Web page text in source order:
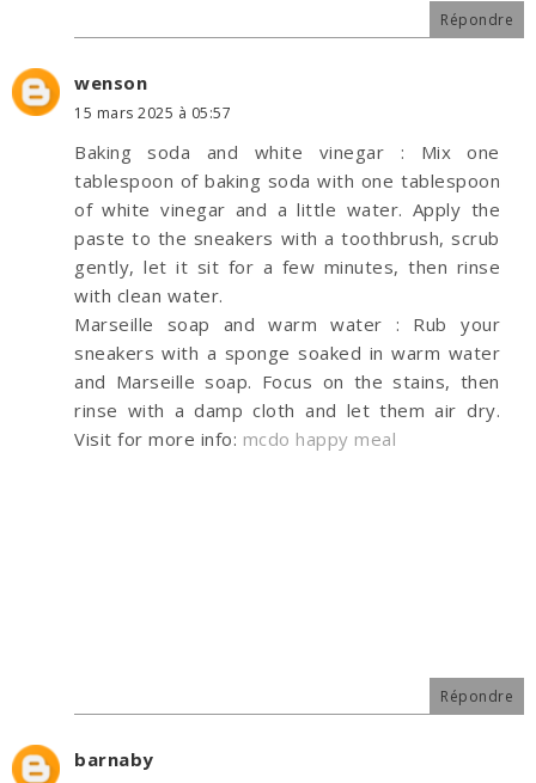
Répondre
wenson
15 mars 2025 à 05:57
Baking soda and white vinegar : Mix one
tablespoon of baking soda with one tablespoon
of white vinegar and a little water. Apply the
paste to the sneakers with a toothbrush, scrub
gently, let it sit for a few minutes, then rinse
with clean water.
Marseille soap and warm water : Rub your
sneakers with a sponge soaked in warm water
and Marseille soap. Focus on the stains, then
rinse with a damp cloth and let them air dry.
Visit for more info: mcdo happy meal
Répondre
barnaby